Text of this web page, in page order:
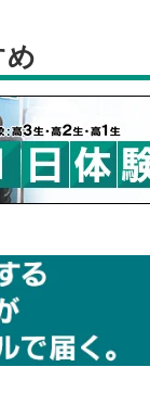
め